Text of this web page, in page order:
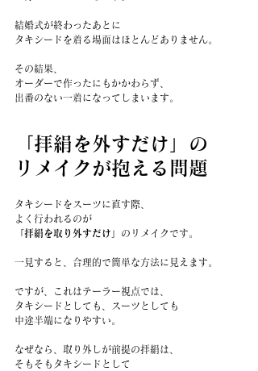
結婚式が終わったあとに
タキシードを着る場面はほとんどありません。
その結果、
オーダーで作ったにもかかわらず、
出番のない一着になってしまいます。
「拝絹を外すだけ」の
リメイクが抱える問題
タキシードをスーツに直す際、
よく行われるのが
「拝絹を取り外すだけ」 のリメイクです。
一見すると、合理的で簡単な方法に見えます。
ですが、これはテーラー視点では、
タキシードとしても、スーツとしても
中途半端になりやすい。
なぜなら、取り外しが前提の拝絹は、
そもそもタキシードとして